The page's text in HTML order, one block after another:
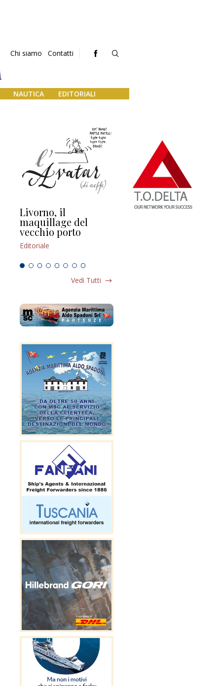
Chi siamo Contatti
NAUTICA EDITORIALI
Livorno, il
maquillage del
vecchio porto
Editoriale
L’uscita di scena di
Vedi Tutti